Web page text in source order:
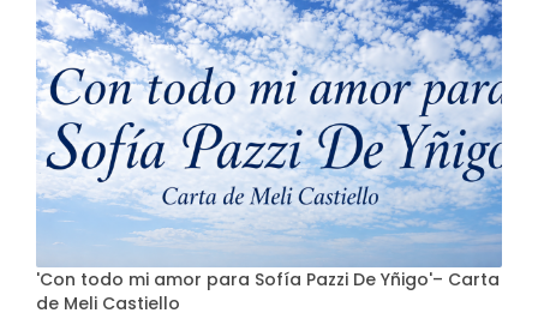
'Con todo mi amor para Sofía Pazzi De Yñigo'– Carta
de Meli Castiello